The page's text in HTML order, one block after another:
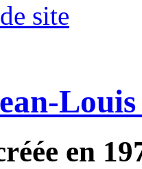
site
en